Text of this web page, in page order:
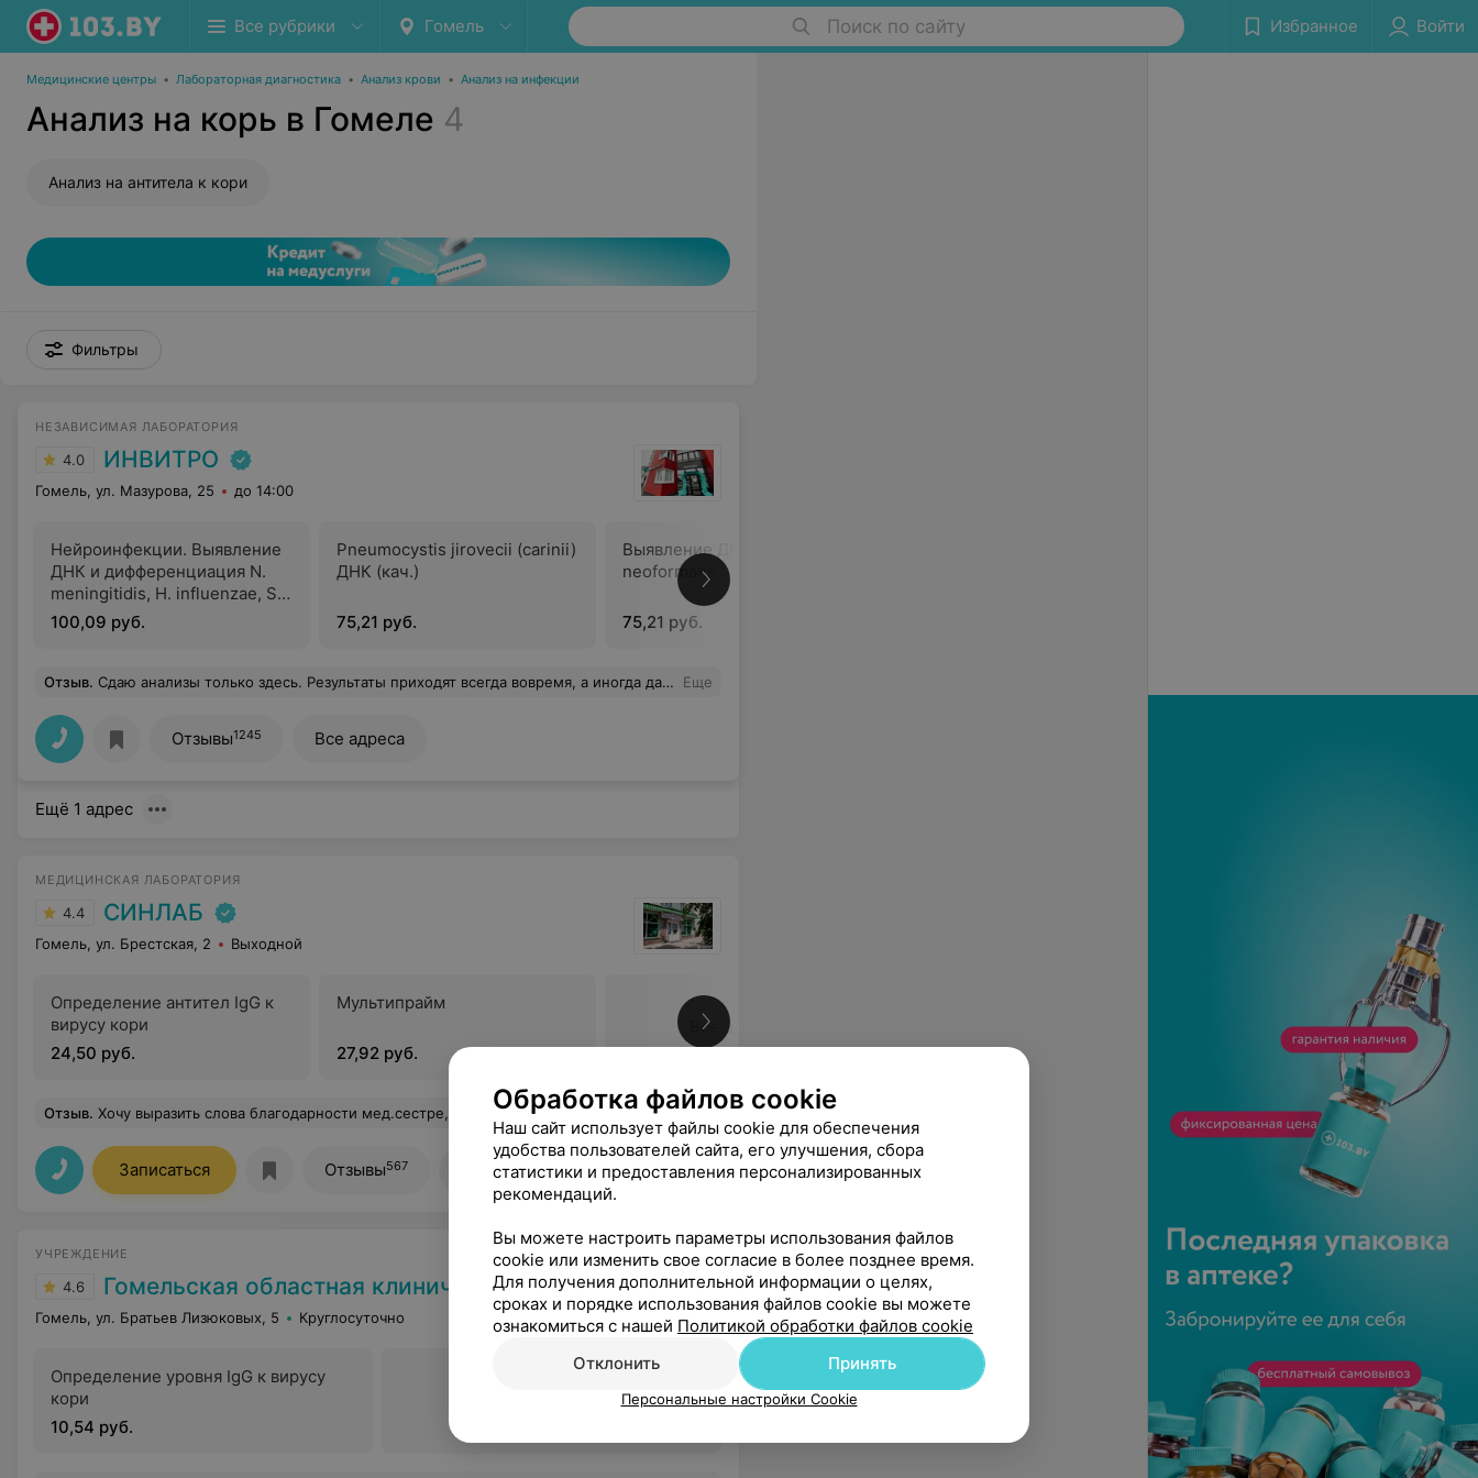
Все рубрики Гомель Поиск по сайту Избранное Войти
Медицинские центры • Лабораторная диагностика • Анализ крови • Анализ на инфекции
Анализ на корь в Гомеле 4
Анализ на антитела к кори
Фильтры
НЕЗАВИСИМАЯ ЛАБОРАТОРИЯ
4.0 ИНВИТРО
Гомель, ул. Мазурова, 25 до 14:00
Нейроинфекции. Выявление
ДНК и дифференциация N.
meningitidis, H. influenzae, S.
Pneumoniae
100,09 руб.
Pneumocystis jirovecii (carinii)
ДНК (кач.)
75,21 руб.
Выявление ДНК Cryptococcus
neoformans
75,21 руб.
Отзыв. Сдаю анализы только здесь. Результаты приходят всегда вовремя, а иногда даже раньше, чем предупреждает администратор центра. Взятие крови проходит всегда безболезненно. Спасибо!!! Еще
Отзывы1245 Все адреса
Ещё 1 адрес
МЕДИЦИНСКАЯ ЛАБОРАТОРИЯ
4.4 СИНЛАБ
Гомель, ул. Брестская, 2 Выходной
Определение антител IgG к
вирусу кори
24,50 руб.
Мультипрайм
27,92 руб.
Все цены
Отзыв. Хочу выразить слова благодарности мед.сестре, что работает в лаборатории по забору крови, за её высокий профессиональный уровень и человеческий фактор по отношению к людям. Просто само обаяние и доброта. Спасибо за такой подбор кадров! Еще
Записаться Отзывы567 Все адреса
УЧРЕЖДЕНИЕ
4.6 Гомельская областная клиническая больница
Гомель, ул. Братьев Лизюковых, 5 Круглосуточно
Определение уровня IgG к вирусу
кори
10,54 руб.
Обработка файлов cookie
Наш сайт использует файлы cookie для обеспечения
удобства пользователей сайта, его улучшения, сбора
статистики и предоставления персонализированных
рекомендаций.
Вы можете настроить параметры использования файлов
cookie или изменить свое согласие в более позднее время.
Для получения дополнительной информации о целях,
сроках и порядке использования файлов cookie вы можете
ознакомиться с нашей Политикой обработки файлов cookie
Отклонить
Принять
Персональные настройки Cookie